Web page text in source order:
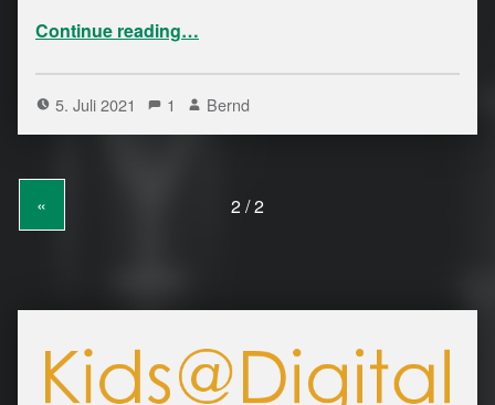
Continue reading…
5. Juli 2021 1 Bernd
«